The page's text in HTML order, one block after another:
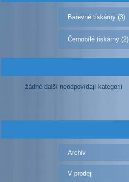
Barevné tiskárny (3)
Černobílé tiskárny (2)
žádné další neodpovídají kategorii
Archiv
V prodeji